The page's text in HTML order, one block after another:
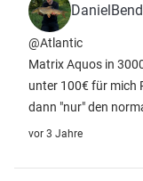
@Atlantic
Matrix Aquos in
unter 100€ für mich
dann "nur" den
vor 3 Jahre